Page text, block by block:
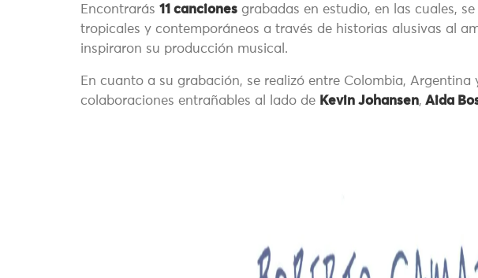
Encontrarás 11 canciones grabadas en estudio, en las cuales,
tropicales y contemporáneos a través de historias alusivas al
inspiraron su producción musical.
En cuanto a su grabación, se realizó entre Colombia, Argentina
colaboraciones entrañables al lado de Kevin Johansen, Aida